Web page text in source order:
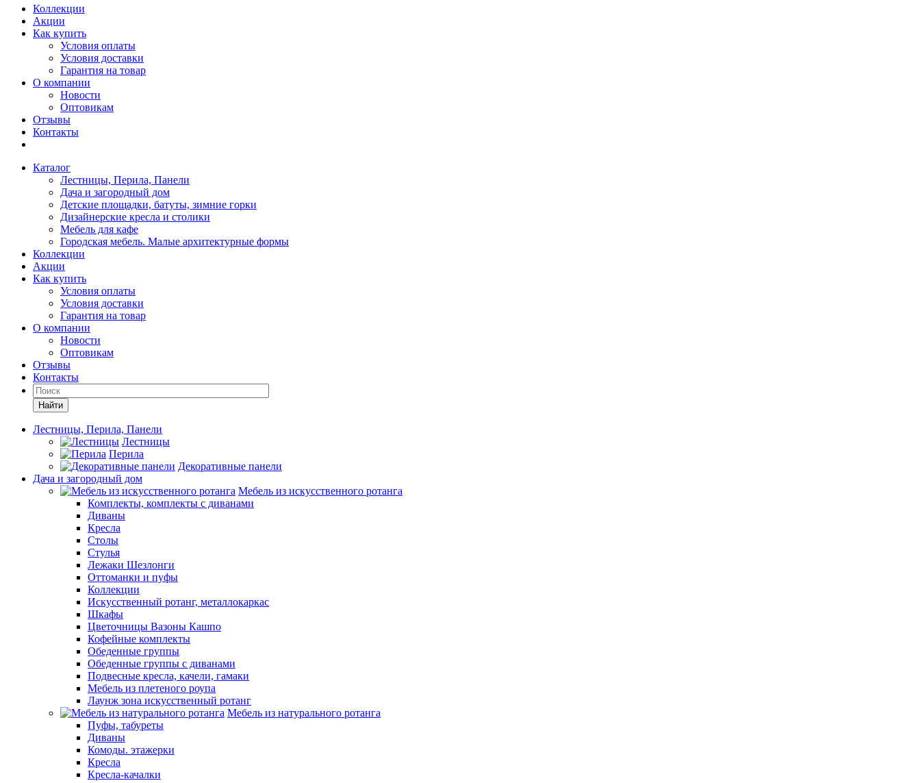
Коллекции
Акции
Как купить
Условия оплаты
Условия доставки
Гарантия на товар
О компании
Новости
Оптовикам
Отзывы
Контакты
Каталог
Лестницы, Перила, Панели
Дача и загородный дом
Детские площадки, батуты, зимние горки
Дизайнерские кресла и столики
Мебель для кафе
Городская мебель. Малые архитектурные формы
Коллекции
Акции
Как купить
Условия оплаты
Условия доставки
Гарантия на товар
О компании
Новости
Оптовикам
Отзывы
Контакты
Найти
Лестницы, Перила, Панели
Лестницы
Перила
Декоративные панели
Дача и загородный дом
Мебель из искусственного ротанга
Комплекты, комплекты с диванами
Диваны
Кресла
Столы
Стулья
Лежаки Шезлонги
Оттоманки и пуфы
Коллекции
Искусственный ротанг, металлокаркас
Шкафы
Цветочницы Вазоны Кашпо
Кофейные комплекты
Обеденные группы
Обеденные группы с диванами
Подвесные кресла, качели, гамаки
Мебель из плетеного роупа
Лаунж зона искусственный ротанг
Мебель из натурального ротанга
Пуфы, табуреты
Диваны
Комоды. этажерки
Кресла
Кресла-качалки